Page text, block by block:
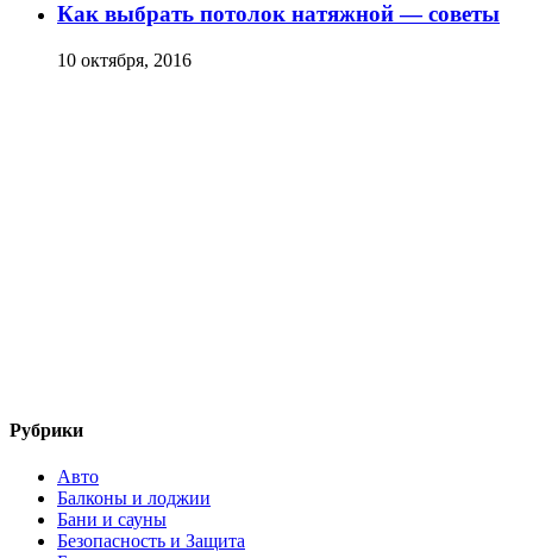
Как выбрать потолок натяжной — советы
10 октября, 2016
Рубрики
Авто
Балконы и лоджии
Бани и сауны
Безопасность и Защита